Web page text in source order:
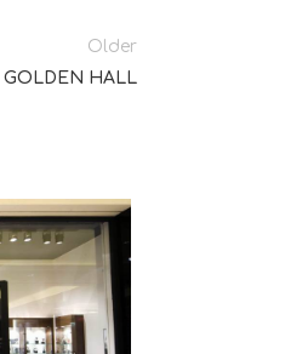
Older
GOLDEN HALL